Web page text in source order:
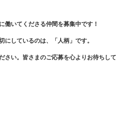
働いてくださる仲間を募集中です！
にしているのは、「人柄」です。
さい。皆さまのご応募を心よりお待ちして